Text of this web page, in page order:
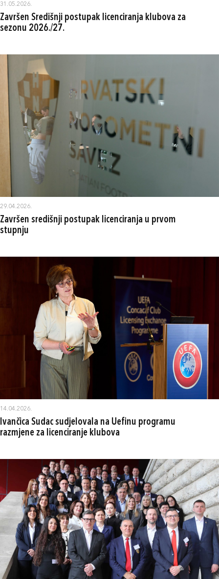
31.05.2026.
Završen Središnji postupak licenciranja klubova za
sezonu 2026./27.
29.04.2026.
Završen središnji postupak licenciranja u prvom
stupnju
14.04.2026.
Ivančica Sudac sudjelovala na Uefinu programu
razmjene za licenciranje klubova